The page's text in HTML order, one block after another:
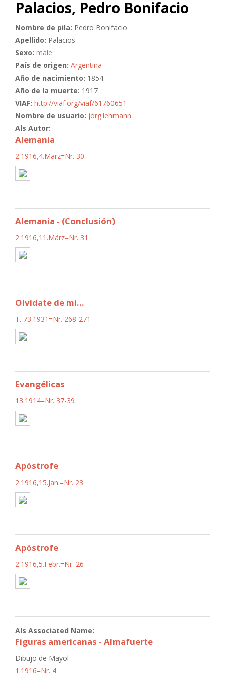
Palacios, Pedro Bonifacio
Nombre de pila: Pedro Bonifacio
Apellido: Palacios
Sexo: male
País de origen: Argentina
Año de nacimiento: 1854
Año de la muerte: 1917
VIAF: http://viaf.org/viaf/61760651
Nombre de usuario: jörg.lehmann
Als Autor:
Alemania
2.1916,4.März=Nr. 30
Alemania - (Conclusión)
2.1916,11.März=Nr. 31
Olvídate de mi...
T. 73.1931=Nr. 268-271
Evangélicas
13.1914=Nr. 37-39
Apóstrofe
2.1916,15.Jan.=Nr. 23
Apóstrofe
2.1916,5.Febr.=Nr. 26
Als Associated Name:
Figuras americanas - Almafuerte
Dibujo de Mayol
1.1916=Nr. 4